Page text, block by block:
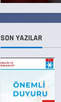
SON YAZILAR